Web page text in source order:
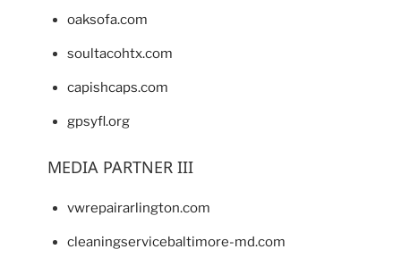
oaksofa.com
soultacohtx.com
capishcaps.com
gpsyfl.org
MEDIA PARTNER III
vwrepairarlington.com
cleaningservicebaltimore-md.com